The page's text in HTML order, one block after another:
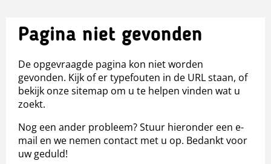
Pagina niet gevonden
De opgevraagde pagina kon niet worden
gevonden. Kijk of er typefouten in de URL staan, of
bekijk onze sitemap om u te helpen vinden wat u
zoekt.
Nog een ander probleem? Stuur hieronder een e-
mail en we nemen contact met u op. Bedankt voor
uw geduld!